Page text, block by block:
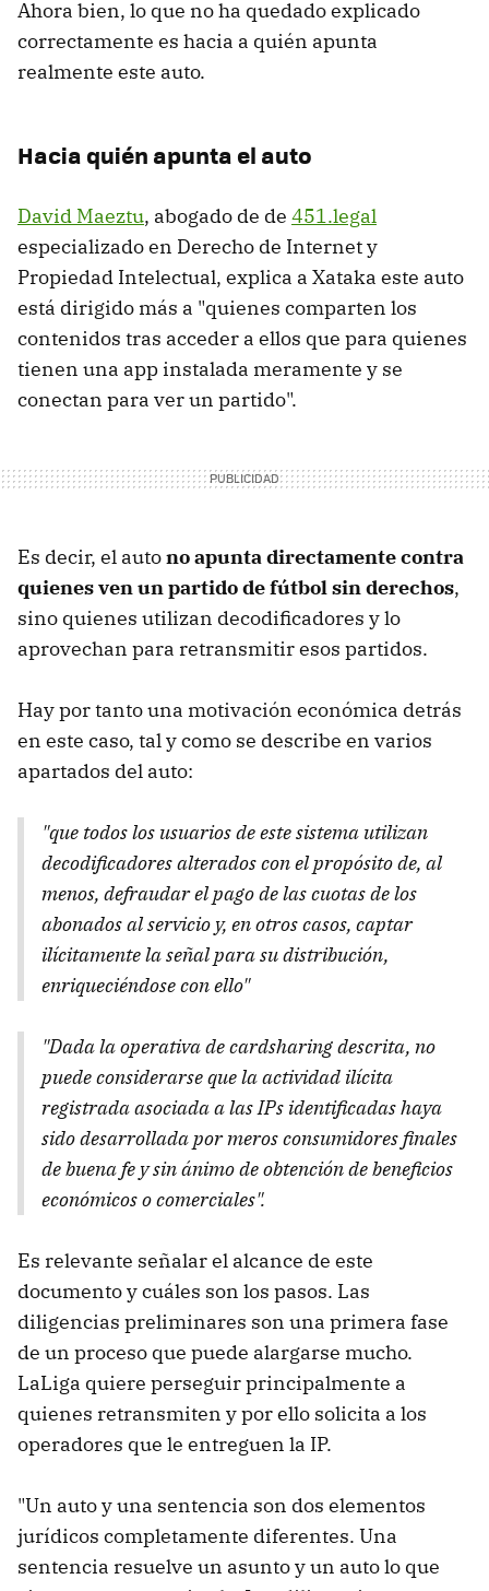
Ahora bien, lo que no ha quedado explicado
correctamente es hacia a quién apunta
realmente este auto.
Hacia quién apunta el auto
David Maeztu, abogado de de 451.legal
especializado en Derecho de Internet y
Propiedad Intelectual, explica a Xataka este auto
está dirigido más a "quienes comparten los
contenidos tras acceder a ellos que para quienes
tienen una app instalada meramente y se
conectan para ver un partido".
Es decir, el autono apunta directamente contra
quienes ven un partido de fútbol sin derechos,
sino quienes utilizan decodificadores y lo
aprovechan para retransmitir esos partidos.
Hay por tanto una motivación económica detrás
en este caso, tal y como se describe en varios
apartados del auto:
"que todos los usuarios de este sistema utilizan
decodificadores alterados con el propósito de, al
menos, defraudar el pago de las cuotas de los
abonados al servicio y, en otros casos, captar
ilícitamente la señal para su distribución,
enriqueciéndose con ello"
"Dada la operativa de cardsharing descrita, no
puede considerarse que la actividad ilícita
registrada asociada a las IPs identificadas haya
sido desarrollada por meros consumidores finales
de buena fe y sin ánimo de obtención de beneficios
económicos o comerciales".
Es relevante señalar el alcance de este
documento y cuáles son los pasos. Las
diligencias preliminares son una primera fase
de un proceso que puede alargarse mucho.
LaLiga quiere perseguir principalmente a
quienes retransmiten y por ello solicita a los
operadores que le entreguen la IP.
"Un auto y una sentencia son dos elementos
jurídicos completamente diferentes. Una
sentencia resuelve un asunto y un auto lo que